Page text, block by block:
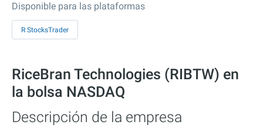
Disponible para las plataformas
R StocksTrader
RiceBran Technologies (RIBTW) en
la bolsa NASDAQ
Descripción de la empresa